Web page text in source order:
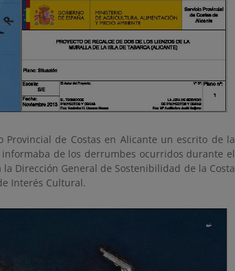
de Costas en Alicante un escrito de la
de los derrumbes ocurridos durante el
Dirección General de Sostenibilidad de la Costa
Interés Cultural.